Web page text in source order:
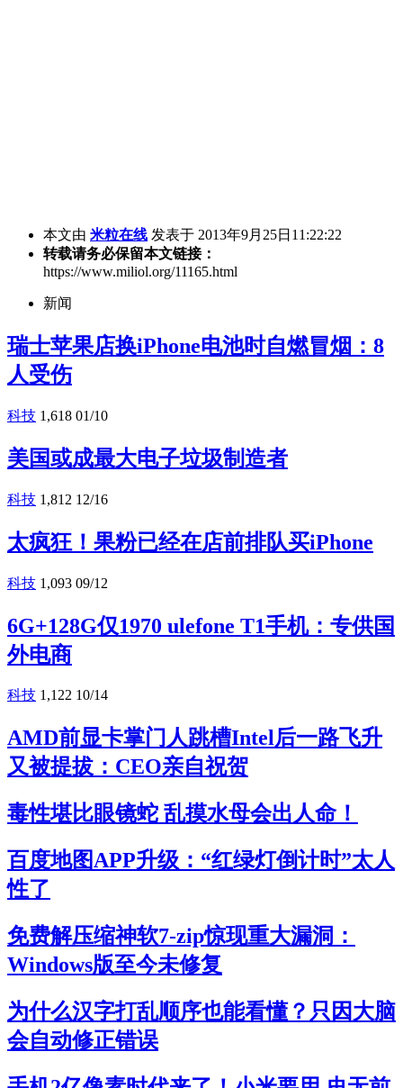
本文由 米粒在线 发表于 2013年9月25日11:22:22
转载请务必保留本文链接：
https://www.miliol.org/11165.html
新闻
瑞士苹果店换iPhone电池时自燃冒烟：8
人受伤
科技 1,618 01/10
美国或成最大电子垃圾制造者
科技 1,812 12/16
太疯狂！果粉已经在店前排队买iPhone
科技 1,093 09/12
6G+128G仅1970 ulefone T1手机：专供国
外电商
科技 1,122 10/14
AMD前显卡掌门人跳槽Intel后一路飞升
又被提拔：CEO亲自祝贺
毒性堪比眼镜蛇 乱摸水母会出人命！
百度地图APP升级：“红绿灯倒计时”太人
性了
免费解压缩神软7-zip惊现重大漏洞：
Windows版至今未修复
为什么汉字打乱顺序也能看懂？只因大脑
会自动修正错误